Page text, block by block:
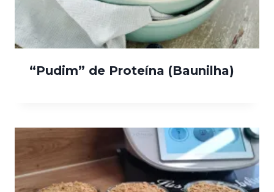
“Pudim” de Proteína (Baunilha)